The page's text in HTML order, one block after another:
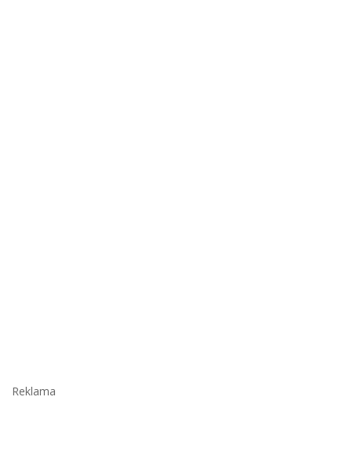
Reklama